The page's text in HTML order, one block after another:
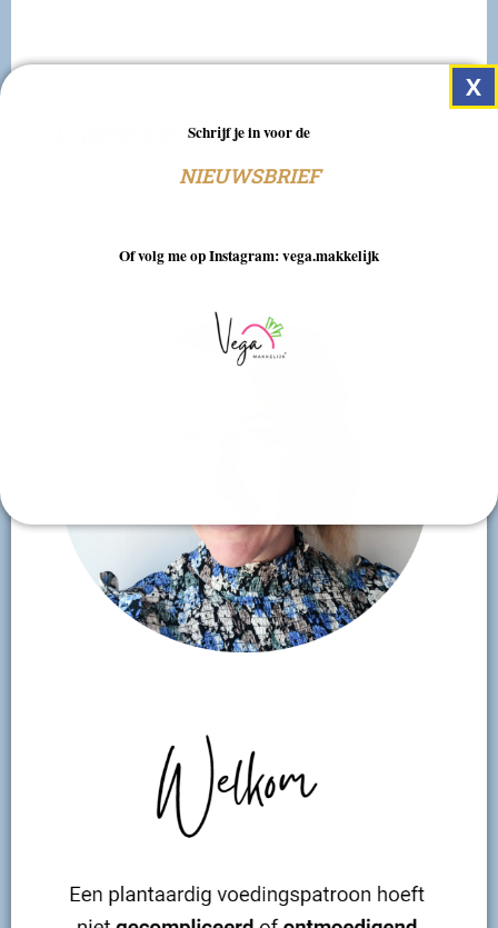
Andere foodblogsSchrijf je in voor de
NIEUWSBRIEF
Of volg me op Instagram: vega.makkelijk